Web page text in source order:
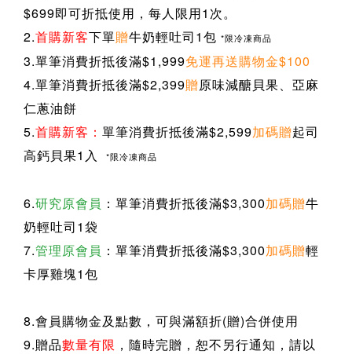
$699即可折抵使用，每人限用1次。
2.首購新客下單贈牛奶輕吐司1包 *限冷凍商品
3.單筆消費折抵後滿$1,999免運再送購物金$100
4.單筆消費折抵後滿$2,399贈原味減醣貝果、亞麻
仁蔥油餅
5.首購新客： 單筆消費折抵後滿$2,599加碼贈起司
高鈣貝果1入
*限冷凍商品
6.研究原會員 ：單筆消費折抵後滿$3,300加碼贈牛
奶輕吐司1袋
7.管理原會員 ： 單筆消費折抵後滿$3,300加碼贈輕
卡厚雞塊1包
8.會員購物金及點數，可與滿額折(贈)合併使用
9.贈品數量有限 ，隨時完贈，恕不另行通知，請以